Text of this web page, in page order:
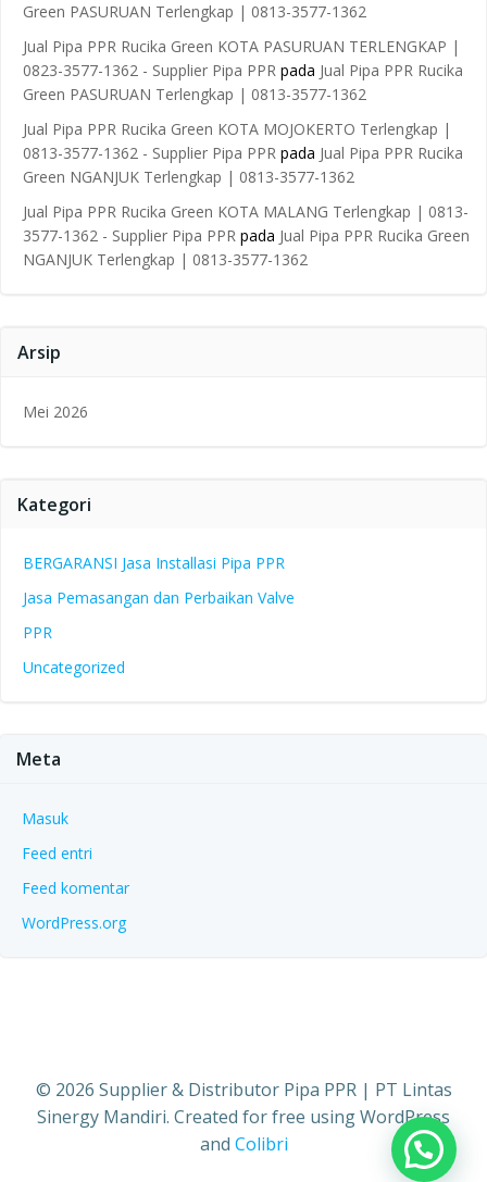
Green PASURUAN Terlengkap | 0813-3577-1362
Jual Pipa PPR Rucika Green KOTA PASURUAN TERLENGKAP |
0823-3577-1362 - Supplier Pipa PPR pada Jual Pipa PPR Rucika
Green PASURUAN Terlengkap | 0813-3577-1362
Jual Pipa PPR Rucika Green KOTA MOJOKERTO Terlengkap |
0813-3577-1362 - Supplier Pipa PPR pada Jual Pipa PPR Rucika
Green NGANJUK Terlengkap | 0813-3577-1362
Jual Pipa PPR Rucika Green KOTA MALANG Terlengkap | 0813-
3577-1362 - Supplier Pipa PPR pada Jual Pipa PPR Rucika Green
NGANJUK Terlengkap | 0813-3577-1362
Arsip
Mei 2026
Kategori
BERGARANSI Jasa Installasi Pipa PPR
Jasa Pemasangan dan Perbaikan Valve
PPR
Uncategorized
Meta
Masuk
Feed entri
Feed komentar
WordPress.org
© 2026 Supplier & Distributor Pipa PPR | PT Lintas
Sinergy Mandiri. Created for free using WordPress
and Colibri